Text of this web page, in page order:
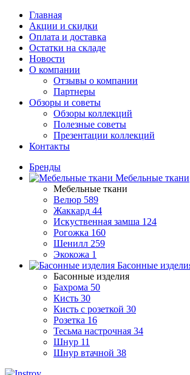
Главная
Акции и скидки
Оплата и доставка
Остатки на складе
Новости
О компании
Отзывы о компании
Партнеры
Обзоры и советы
Обзоры коллекций
Полезные советы
Презентации коллекций
Контакты
Бренды
Мебельные ткани
Мебельные ткани
Велюр 589
Жаккард 44
Искуственная замша 124
Рогожка 160
Шенилл 259
Экокожа 1
Басонные
Басонные изделия
Бахрома 50
Кисть 30
Кисть с розеткой 30
Розетка 16
Тесьма настрочная 34
Шнур 11
Шнур втачной 38